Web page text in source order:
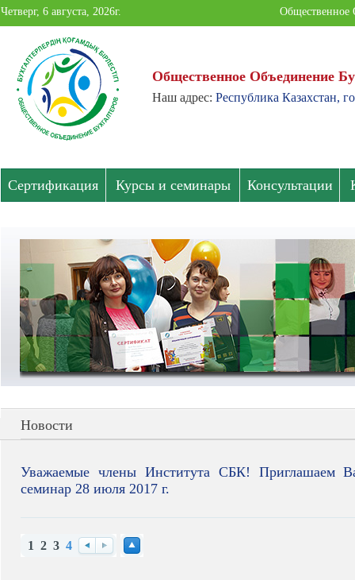
Четверг, 6 августа, 2026г. Общественное
Павлодарской
области
Общественное Объединение
Наш адрес: Республика Казахстан,
Сертификация Курсы и семинары Консультации
Новости
Уважаемые члены Института СБК! Приглашаем
семинар 28 июля 2017 г.
1 2 3 4